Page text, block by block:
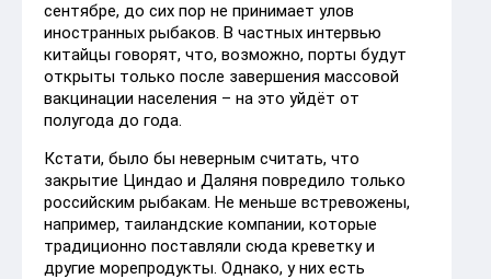
сентябре, до сих пор не принимает улов
иностранных рыбаков. В частных интервью
китайцы говорят, что, возможно, порты будут
открыты только после завершения массовой
вакцинации населения – на это уйдёт от
полугода до года.
Кстати, было бы неверным считать, что
закрытие Циндао и Даляня повредило только
российским рыбакам. Не меньше встревожены,
например, таиландские компании, которые
традиционно поставляли сюда креветку и
другие морепродукты. Однако, у них есть